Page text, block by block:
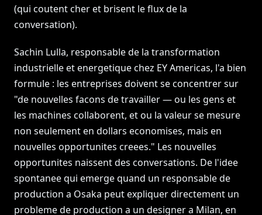
(qui coutent cher et brisent le flux de la
conversation).
Sachin Lulla, responsable de la transformation
industrielle et energetique chez EY Americas, l'a bien
formule : les entreprises doivent se concentrer sur
"de nouvelles facons de travailler — ou les gens et
les machines collaborent, et ou la valeur se mesure
non seulement en dollars economises, mais en
nouvelles opportunites creees." Les nouvelles
opportunites naissent des conversations. De l'idee
spontanee qui emerge quand un responsable de
production a Osaka peut expliquer directement un
probleme de production a un designer a Milan, en